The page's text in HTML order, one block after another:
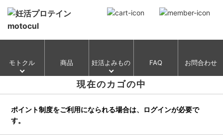
モトクル 商品 妊活よみもの FAQ お問合わせ
現在のカゴの中
ポイント制度をご利用になられる場合は、ログインが必要で
す。